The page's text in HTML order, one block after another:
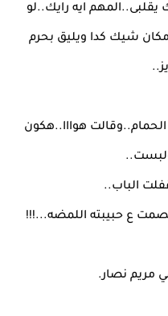
ايه رايك..لو
شيك كدا ويليق بحرم
هوااا..هكون
الباب..
ع حبيبته اللمضه...!!!
مريم نصار.